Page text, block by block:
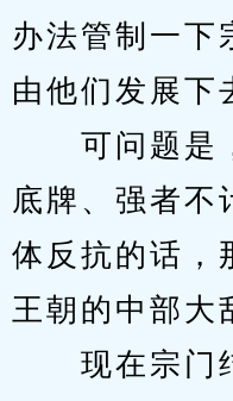
办法管制一下
由他们发展下
可问题是，
底牌、强者不
体反抗的话，
王朝的中部大
现在宗门结